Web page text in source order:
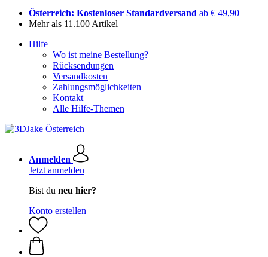
Österreich: Kostenloser Standardversand ab € 49,90
Mehr als 11.100 Artikel
Hilfe
Wo ist meine Bestellung?
Rücksendungen
Versandkosten
Zahlungsmöglichkeiten
Kontakt
Alle Hilfe-Themen
Anmelden
Jetzt anmelden
Bist du neu hier?
Konto erstellen